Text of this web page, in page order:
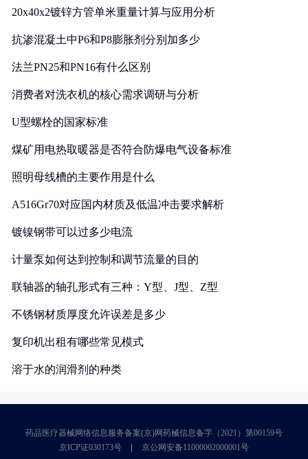
20x40x2镀锌方管单米重量计算与应用分析
抗渗混凝土中P6和P8膨胀剂分别加多少
法兰PN25和PN16有什么区别
消费者对洗衣机的核心需求调研与分析
U型螺栓的国家标准
煤矿用电热取暖器是否符合防爆电气设备标准
照明母线槽的主要作用是什么
A516Gr70对应国内材质及低温冲击要求解析
镀镍钢带可以过多少电流
计量泵如何达到控制和调节流量的目的
联轴器的轴孔形式有三种：Y型、J型、Z型
不锈钢材质厚度允许误差是多少
复印机出租有哪些常见模式
溶于水的润滑剂的种类
药品医疗器械网络信息服务备案(京)网药械信息备字（2021）第00159号
京ICP证030173号
京公网安备11000002000001号